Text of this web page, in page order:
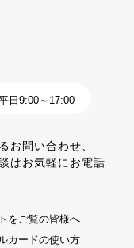
日9:00～17:00
お問い合わせ、
はお気軽にお電話
をご覧の皆様へ
カードの使い方